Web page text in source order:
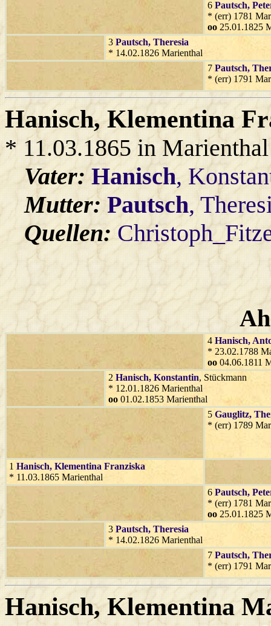
6 Pautsch,
* (err) 1781
oo 25.01.1825
3 Pautsch, Theresia
* 14.02.1826 Marienthal
7 Pautsch,
* (err) 1791
Hanisch, Klementina
* 11.03.1865 in Marienthal
Vater:Hanisch,
Mutter:Pautsch,
Quellen:
4 Hanisch,
* 23.02.1788
oo 04.06.1811
2 Hanisch, Konstantin, Stückmann
* 12.01.1826 Marienthal
oo 01.02.1853 Marienthal
5 Gauglitz,
* (err) 1789
1 Hanisch, Klementina Franziska
* 11.03.1865 Marienthal
6 Pautsch,
* (err) 1781
oo 25.01.1825
3 Pautsch, Theresia
* 14.02.1826 Marienthal
7 Pautsch,
* (err) 1791
Hanisch, Klementina